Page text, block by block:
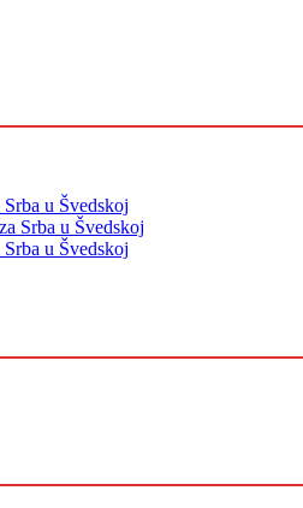
Srba u Švedskoj
Srba u Švedskoj
Srba u Švedskoj